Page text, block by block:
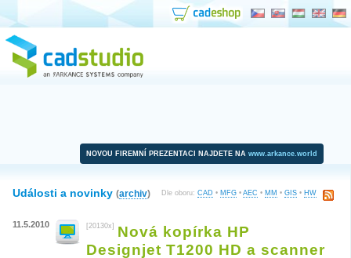
NOVOU FIREMNÍ PREZENTACI NAJDETE NA www.arkance.world
Dle oboru: CAD • MFG • AEC • MM • GIS • HW
Události a novinky (archiv)
11.5.2010 [20130x]
Nová kopírka HP
Designjet T1200 HD a scanner